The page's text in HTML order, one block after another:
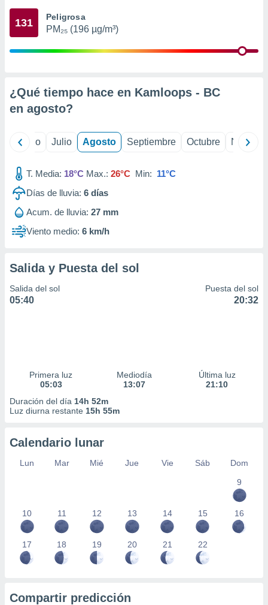
e
publicidad
1199
131 Peligrosa
PM₂₅ (196 µg/m³)
¿Qué tiempo hace en Kamloops - BC
en agosto?
Junio Julio Agosto Septiembre Octubre
T. Media: 18°C Max.: 26°C Min: 11°C
Días de lluvia: 6 días
Acum. de lluvia: 27 mm
Viento medio: 6 km/h
Salida y Puesta del sol
Salida del sol
05:40
Puesta del sol
20:32
Primera luz
05:03
Mediodía
13:07
Última luz
21:10
Duración del día 14h 52m
Luz diurna restante 15h 55m
Calendario lunar
Lun Mar Mié Jue Vie Sáb
Dom
9
10 11 12 13 14 15 16
17 18 19 20 21 22
Compartir predicción